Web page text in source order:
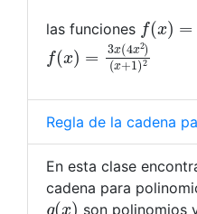
las funciones f(x )=
f(x )= x(4x2
(x 1
Regla de la cadena
En esta clase
cadena para
g(x) son polinomios